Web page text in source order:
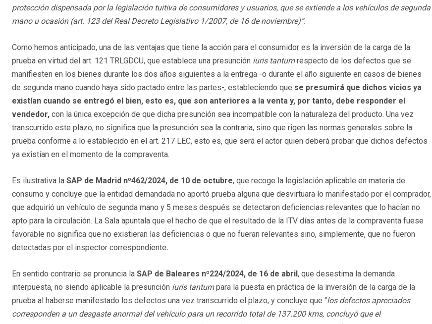
protección dispensada por la legislación tuitiva de consumidores y usuarios, que se extiende a los vehículos de segunda
mano u ocasión (art. 123 del Real Decreto Legislativo 1/2007, de 16 de noviembre)”.
Como hemos anticipado, una de las ventajas que tiene la acción para el consumidor es la inversión de la carga de la
prueba en virtud del art. 121 TRLGDCU, que establece una presunción iuris tantumrespecto de los defectos que se
manifiesten en los bienes durante los dos años siguientes a la entrega -o durante el año siguiente en casos de bienes
de segunda mano cuando haya sido pactado entre las partes-, estableciendo que se presumirá que dichos vicios ya
existían cuando se entregó el bien, esto es, que son anteriores a la venta y, por tanto, debe responder el
vendedor, con la única excepción de que dicha presunción sea incompatible con la naturaleza del producto. Una vez
transcurrido este plazo, no significa que la presunción sea la contraria, sino que rigen las normas generales sobre la
prueba conforme a lo establecido en el art. 217 LEC, esto es, que será el actor quien deberá probar que dichos defectos
ya existían en el momento de la compraventa.
Es ilustrativa la SAP de Madrid nº462/2024, de 10 de octubre, que recoge la legislación aplicable en materia de
consumo y concluye que la entidad demandada no aportó prueba alguna que desvirtuara lo manifestado por el comprador,
que adquirió un vehículo de segunda mano y 5 meses después se detectaron deficiencias relevantes que lo hacían no
apto para la circulación. La Sala apuntala que el hecho de que el resultado de la ITV días antes de la compraventa fuese
favorable no significa que no existieran las deficiencias o que no fueran relevantes sino, simplemente, que no fueron
detectadas por el inspector correspondiente.
En sentido contrario se pronuncia la SAP de Baleares nº224/2024, de 16 de abril , que desestima la demanda
interpuesta, no siendo aplicable la presunción iuris tantumpara la puesta en práctica de la inversión de la carga de la
prueba al haberse manifestado los defectos una vez transcurrido el plazo, y concluye que “los defectos apreciados
corresponden a un desgaste anormal del vehículo para un recorrido total de 137.200 kms, concluyó que el